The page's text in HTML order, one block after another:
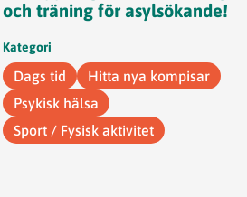
och träning för asylsökande!
Kategori
Dags tid
Hitta nya kompisar
Psykisk hälsa
Sport / Fysisk aktivitet